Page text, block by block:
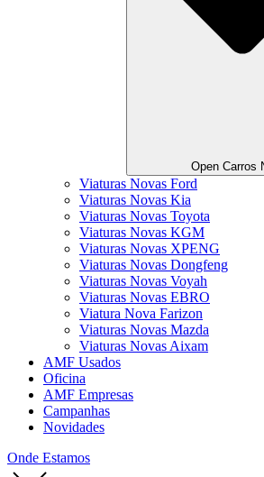
Open Carros
Viaturas Novas Ford
Viaturas Novas Kia
Viaturas Novas Toyota
Viaturas Novas KGM
Viaturas Novas XPENG
Viaturas Novas Dongfeng
Viaturas Novas Voyah
Viaturas Novas EBRO
Viatura Nova Farizon
Viaturas Novas Mazda
Viaturas Novas Aixam
AMF Usados
Oficina
AMF Empresas
Campanhas
Novidades
Onde Estamos